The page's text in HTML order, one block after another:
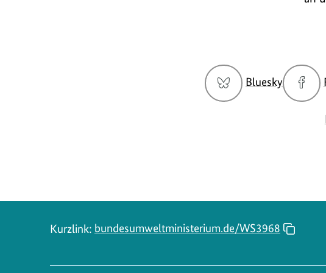
Bluesky
zur
Bluesky-
Seite
Kurzlink: bundesumweltministerium.de/WS3968